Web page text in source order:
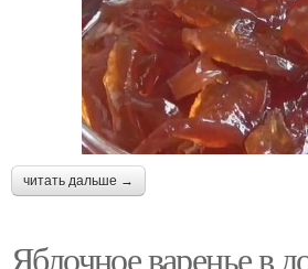
читать дальше →
Яблочное варенье в